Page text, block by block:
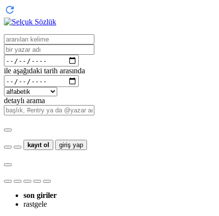
ile aşağıdaki tarih arasında
detaylı arama
kayıt ol giriş yap
son giriler
rastgele